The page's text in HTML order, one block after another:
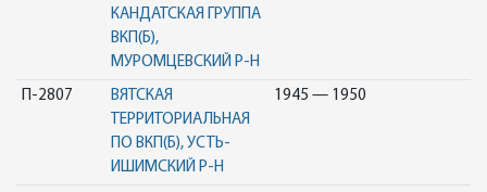
КАНДАТСКАЯ ГРУППА
ВКП(Б),
МУРОМЦЕВСКИЙ Р-Н
П-2807
ВЯТСКАЯ
ТЕРРИТОРИАЛЬНАЯ
ПО ВКП(Б), УСТЬ-
ИШИМСКИЙ Р-Н
1945 — 1950